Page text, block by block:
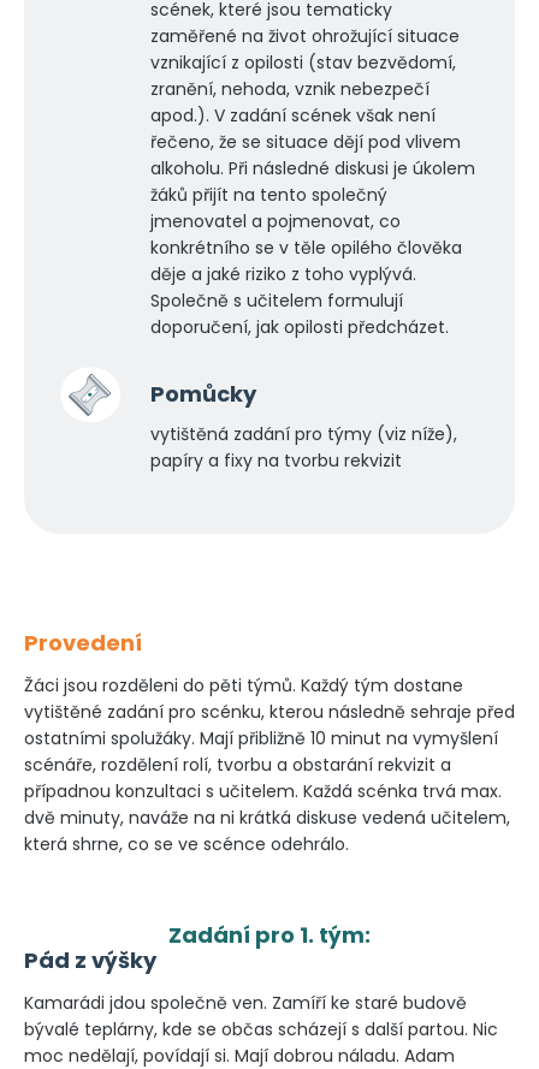
scének, které jsou tematicky
zaměřené na život ohrožující situace
vznikající z opilosti (stav bezvědomí,
zranění, nehoda, vznik nebezpečí
apod.). V zadání scének však není
řečeno, že se situace dějí pod vlivem
alkoholu. Při následné diskusi je úkolem
žáků přijít na tento společný
jmenovatel a pojmenovat, co
konkrétního se v těle opilého člověka
děje a jaké riziko z toho vyplývá.
Společně s učitelem formulují
doporučení, jak opilosti předcházet.
Pomůcky
vytištěná zadání pro týmy (viz níže),
papíry a fixy na tvorbu rekvizit
Provedení
Žáci jsou rozděleni do pěti týmů. Každý tým dostane
vytištěné zadání pro scénku, kterou následně sehraje před
ostatními spolužáky. Mají přibližně 10 minut na vymyšlení
scénáře, rozdělení rolí, tvorbu a obstarání rekvizit a
případnou konzultaci s učitelem. Každá scénka trvá max.
dvě minuty, naváže na ni krátká diskuse vedená učitelem,
která shrne, co se ve scénce odehrálo.
Zadání pro 1. tým:
Pád z výšky
Kamarádi jdou společně ven. Zamíří ke staré budově
bývalé teplárny, kde se občas scházejí s další partou. Nic
moc nedělají, povídají si. Mají dobrou náladu. Adam